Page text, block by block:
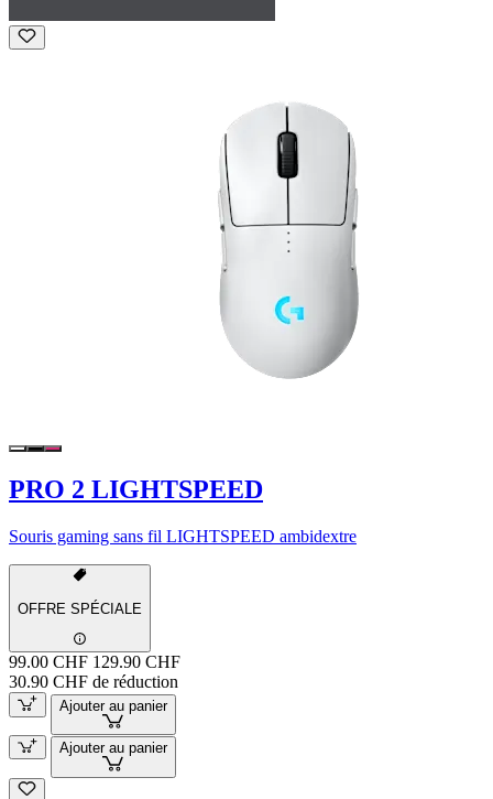
PRO 2 LIGHTSPEED
Souris gaming sans fil LIGHTSPEED ambidextre
OFFRE SPÉCIALE
99.00 CHF 129.90 CHF
30.90 CHF de réduction
Ajouter au panier
Ajouter au panier